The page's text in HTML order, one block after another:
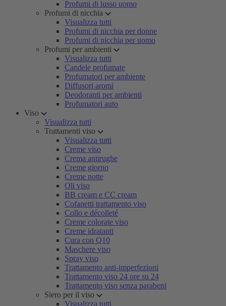
Profumi di lusso uomo
Profumi di nicchia
Visualizza tutti
Profumi di nicchia per donne
Profumi di nicchia per uomo
Profumi per ambienti
Visualizza tutti
Candele profumate
Profumatori per ambiente
Diffusori aromi
Deodoranti per ambienti
Profumatori auto
Viso
Visualizza tutti
Trattamenti viso
Visualizza tutti
Creme viso
Crema antirughe
Creme giorno
Creme notte
Oli viso
BB cream e CC cream
Cofanetti trattamento viso
Collo e décolleté
Creme colorate viso
Creme idratanti
Cura con Q10
Maschere viso
Spray viso
Trattamento anti-imperfezioni
Trattamento viso 24 ore su 24
Trattamento viso senza parabeni
Siero per il viso
Visualizza tutti